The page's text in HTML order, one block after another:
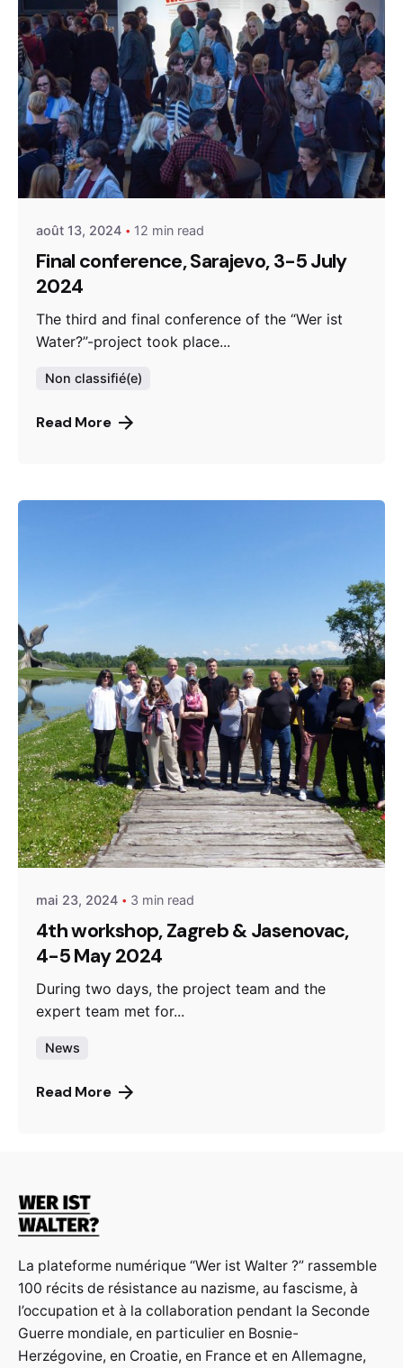
Posted by
admin
août 13, 2024 12 min read
Final conference, Sarajevo, 3-5 July
2024
The third and final conference of the “Wer ist
Water?”-project took place...
Non classifié(e)
Read More
Posted by
admin
mai 23, 2024 3 min read
4th workshop, Zagreb & Jasenovac,
4-5 May 2024
During two days, the project team and the
expert team met for...
News
Read More
La plateforme numérique “Wer ist Walter ?” rassemble
100 récits de résistance au nazisme, au fascisme, à
l’occupation et à la collaboration pendant la Seconde
Guerre mondiale, en particulier en Bosnie-
Herzégovine, en Croatie, en France et en Allemagne,